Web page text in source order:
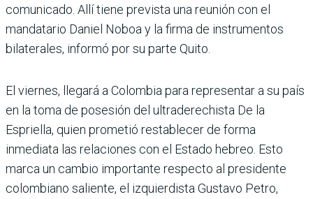
comunicado. Allí tiene prevista una reunión con el
mandatario Daniel Noboa y la firma de instrumentos
bilaterales, informó por su parte Quito.
El viernes, llegará a Colombia para representar a su país
en la toma de posesión del ultraderechista De la
Espriella, quien prometió restablecer de forma
inmediata las relaciones con el Estado hebreo. Esto
marca un cambio importante respecto al presidente
colombiano saliente, el izquierdista Gustavo Petro,